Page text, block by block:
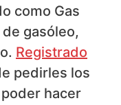
como Gas
gasóleo,
Registrado
pedirles los
hacer